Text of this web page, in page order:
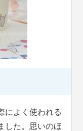
によく使われる
した。思いのほ